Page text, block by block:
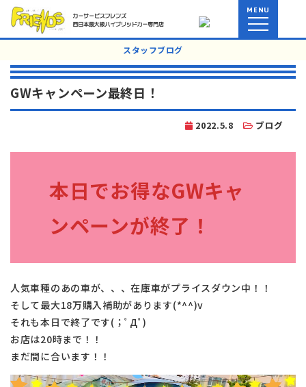
MENU
スタッフブログ
GWキャンペーン最終日！
2022.5.8 ブログ
本日でお得なGWキャ
ンペーンが終了！
人気車種のあの車が、、、在庫車がプライスダウン中！！
そして最大18万購入補助があります(*^^)v
それも本日で終了です(；ﾟДﾟ)
お店は20時まで！！
まだ間に合います！！